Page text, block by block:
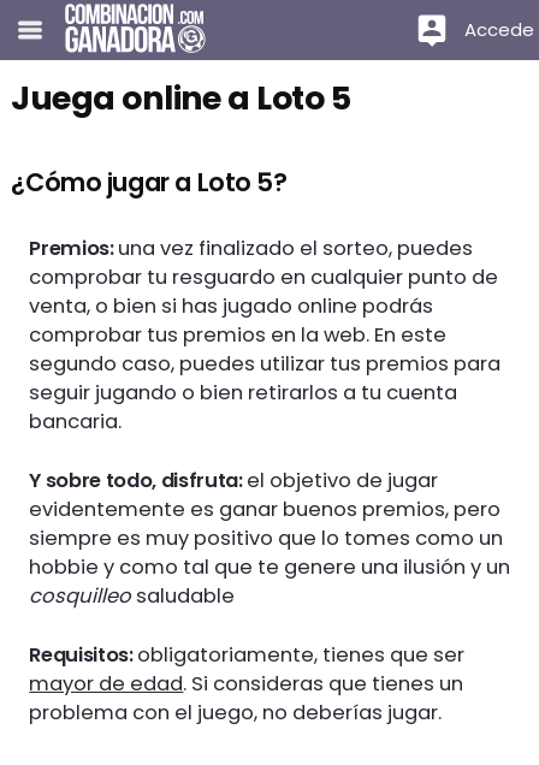
Accede
Juega online a Loto 5
¿Cómo jugar a Loto 5?
Premios:una vez finalizado el sorteo, puedes
comprobar tu resguardo en cualquier punto de
venta, o bien si has jugado online podrás
comprobar tus premios en la web. En este
segundo caso, puedes utilizar tus premios para
seguir jugando o bien retirarlos a tu cuenta
bancaria.
Y sobre todo, disfruta:el objetivo de jugar
evidentemente es ganar buenos premios, pero
siempre es muy positivo que lo tomes como un
hobbie y como tal que te genere una ilusión y un
cosquilleo saludable
Requisitos:obligatoriamente, tienes que ser
mayor de edad. Si consideras que tienes un
problema con el juego, no deberías jugar.